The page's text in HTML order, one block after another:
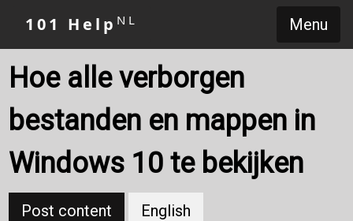
Menu
101 Help NL
Hoe alle verborgen
bestanden en mappen in
Windows 10 te bekijken
Post content English